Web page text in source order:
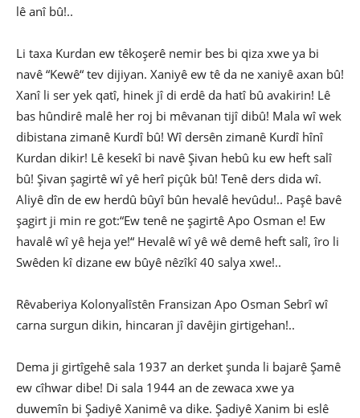
lê anî bû!..
Li taxa Kurdan ew têkoşerê nemir bes bi qiza xwe ya bi
navê “Kewê“ tev dijiyan. Xaniyê ew tê da ne xaniyê axan bû!
Xanî li ser yek qatî, hinek jî di erdê da hatî bû avakirin! Lê
bas hûndirê malê her roj bi mêvanan tijî dibû! Mala wî wek
dibistana zimanê Kurdî bû! Wî dersên zimanê Kurdî hînî
Kurdan dikir! Lê kesekî bi navê Şivan hebû ku ew heft salî
bû! Şivan şagirtê wî yê herî piçûk bû! Tenê ders dida wî.
Aliyê dîn de ew herdû bûyî bûn hevalê hevûdu!.. Paşê bavê
şagirt ji min re got:“Ew tenê ne şagirtê Apo Osman e! Ew
havalê wî yê heja ye!“ Hevalê wî yê wê demê heft salî, îro li
Swêden kî dizane ew bûyê nêzîkî 40 salya xwe!..
Rêvaberiya Kolonyalîstên Fransizan Apo Osman Sebrî wî
carna surgun dikin, hincaran jî davêjin girtigehan!..
Dema ji girtîgehê sala 1937 an derket şunda li bajarê Şamê
ew cîhwar dibe! Di sala 1944 an de zewaca xwe ya
duwemîn bi Şadiyê Xanimê va dike. Şadiyê Xanim bi eslê